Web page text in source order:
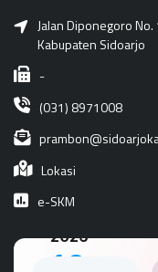
Jalan Diponegoro
Kabupaten Sidoarjo
-
(031) 8971008
Lokasi
e-SKM